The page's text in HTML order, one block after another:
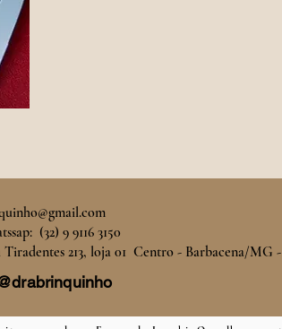
(32) 9 9116 3150
Tiradentes 213, loja 01 Centro - Barbacena/MG -